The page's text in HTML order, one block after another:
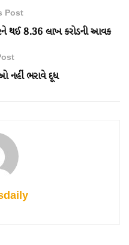
Post
થઈ 8.36 લાખ કરોડની આવક
નહીં ભરાવે દૂધ